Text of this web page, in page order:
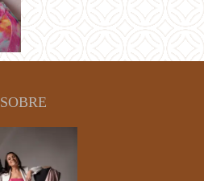
SOBRE